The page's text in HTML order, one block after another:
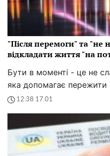
"Після перемоги" та "не
відкладати життя "на
Бути в моменті - це не
яка допомагає пережити
12:38 17.01